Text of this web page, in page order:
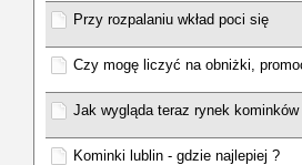
Przy rozpalaniu wkład poci się
Czy mogę liczyć na obniżki,
Jak wygląda teraz rynek
Kominki lublin - gdzie najlepiej ?